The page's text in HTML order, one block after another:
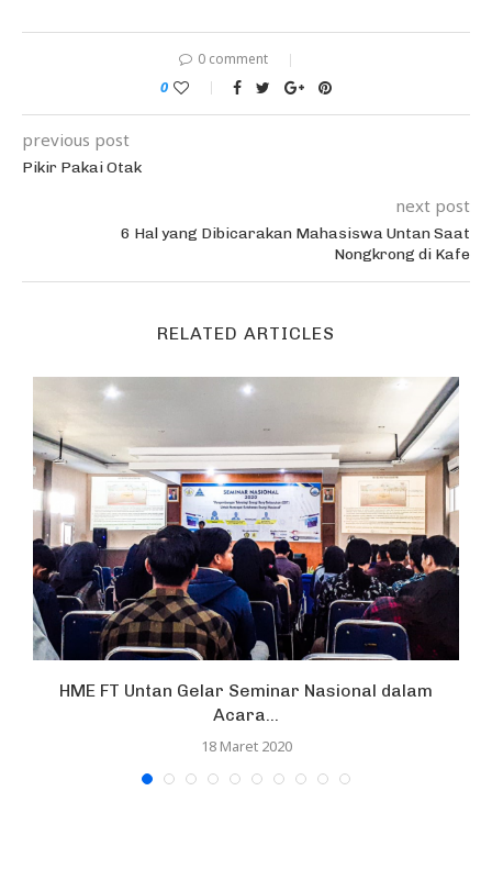
0 comment
0
previous post
Pikir Pakai Otak
next post
6 Hal yang Dibicarakan Mahasiswa Untan Saat
Nongkrong di Kafe
RELATED ARTICLES
HME FT Untan Gelar Seminar Nasional dalam
Acara...
18 Maret 2020